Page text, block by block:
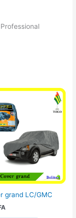
grand LC/GMC